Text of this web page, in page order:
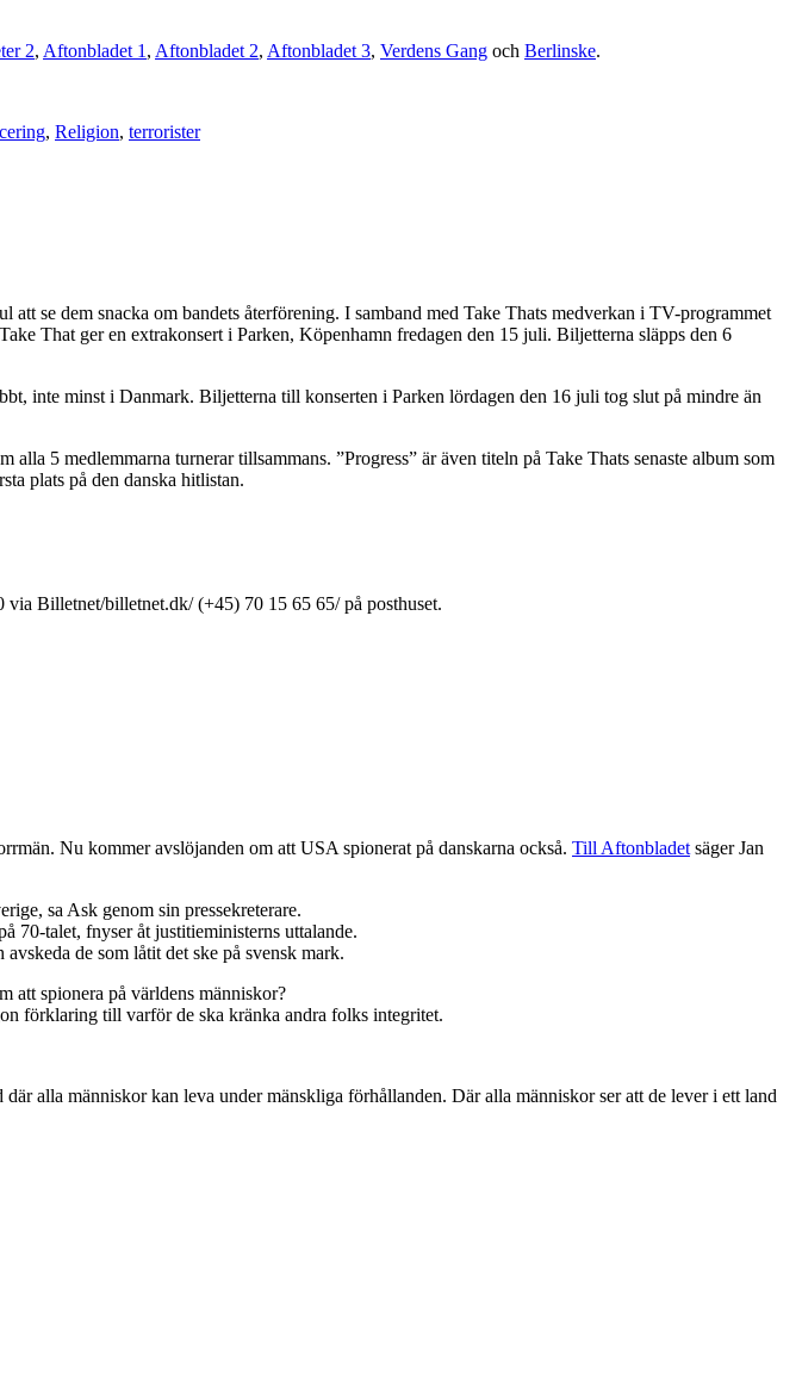
2, Aftonbladet 1 , Aftonbladet 2, Aftonbladet 3, Verdens Gang och Berlinske.
, Religion, terrorister
se dem snacka om bandets återförening. I samband med Take Thats medverkan i TV-programmet
That ger en extrakonsert i Parken, Köpenhamn fredagen den 15 juli. Biljetterna släpps den 6
inte minst i Danmark. Biljetterna till konserten i Parken lördagen den 16 juli tog slut på mindre än
5 medlemmarna turnerar tillsammans. ”Progress” är även titeln på Take Thats senaste album som
plats på den danska hitlistan.
Billetnet/billetnet.dk/ (+45) 70 15 65 65/ på posthuset.
Nu kommer avslöjanden om att USA spionerat på danskarna också. Till Aftonbladet säger Jan
sa Ask genom sin pressekreterare.
70-talet, fnyser åt justitieministerns uttalande.
de som låtit det ske på svensk mark.
att spionera på världens människor?
förklaring till varför de ska kränka andra folks integritet.
alla människor kan leva under mänskliga förhållanden. Där alla människor ser att de lever i ett land